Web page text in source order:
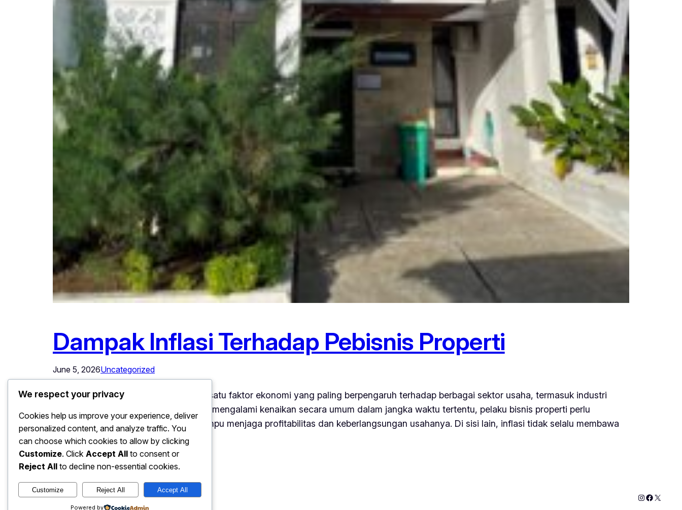
Dampak Inflasi Terhadap Pebisnis Properti
June 5, 2026Uncategorized
Dampak Inflasi – Inflasi menjadi salah satu faktor ekonomi yang paling berpengaruh terhadap berbagai sektor usaha, termasuk industri
properti. Ketika harga barang dan jasa mengalami kenaikan secara umum dalam jangka waktu tertentu, pelaku bisnis properti perlu
menyesuaikan strategi agar tetap mampu menjaga profitabilitas dan keberlangsungan usahanya. Di sisi lain, inflasi tidak selalu membawa
dampak negatif.…
Instagram
X
We respect your privacy
Cookies help us improve your experience, deliver
personalized content, and analyze traffic. You
can choose which cookies to allow by clicking
Customize. Click Accept All to consent or
Reject All to decline non-essential cookies.
Customize Reject All Accept All
Powered by